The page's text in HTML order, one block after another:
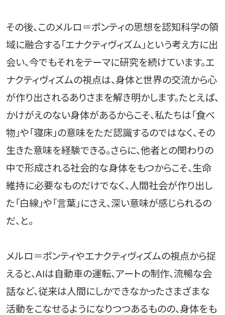
その後、このメルロ＝ポンティの思想を認知科学の領
域に融合する「エナクティヴィズム」という考え方に出
会い、今でもそれをテーマに研究を続けています。エ
ナクティヴィズムの視点は、身体と世界の交流から心
が作り出されるありさまを解き明かします。たとえば、
かけがえのない身体があるからこそ、私たちは「食べ
物」や「寝床」の意味をただ認識するのではなく、その
生きた意味を経験できる。さらに、他者との関わりの
中で形成される社会的な身体をもつからこそ、生命
維持に必要なものだけでなく、人間社会が作り出し
た「白線」や「言葉」にさえ、深い意味が感じられるの
だ、と。
メルロ＝ポンティやエナクティヴィズムの視点から捉
えると、AIは自動車の運転、アートの制作、流暢な会
話など、従来は人間にしかできなかったさまざまな
活動をこなせるようになりつつあるものの、身体をも